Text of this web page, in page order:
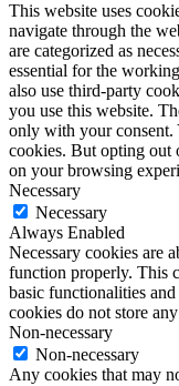
This website uses
navigate through the
are categorized as
essential for the
also use third-party
you use this website.
only with your consent.
cookies. But opting out
on your browsing
Necessary
Necessary
Always Enabled
Necessary cookies are
function properly. This
basic functionalities
cookies do not store
Non-necessary
Non-necessary
Any cookies that may